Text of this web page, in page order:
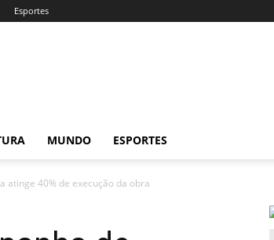
Esportes
MUNDO ESPORTES
atinge 40% de execução da obra